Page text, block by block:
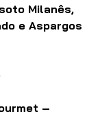
Milanês,
e Aspargos
–